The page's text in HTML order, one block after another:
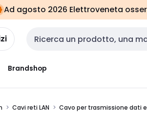
Ad agosto 2026 Elettroveneta
Cerca input
Brandshop
Cavi reti LAN Cavo per trasmissione dati